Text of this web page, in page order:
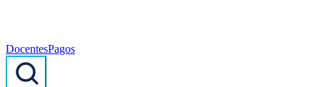
DocentesPagos